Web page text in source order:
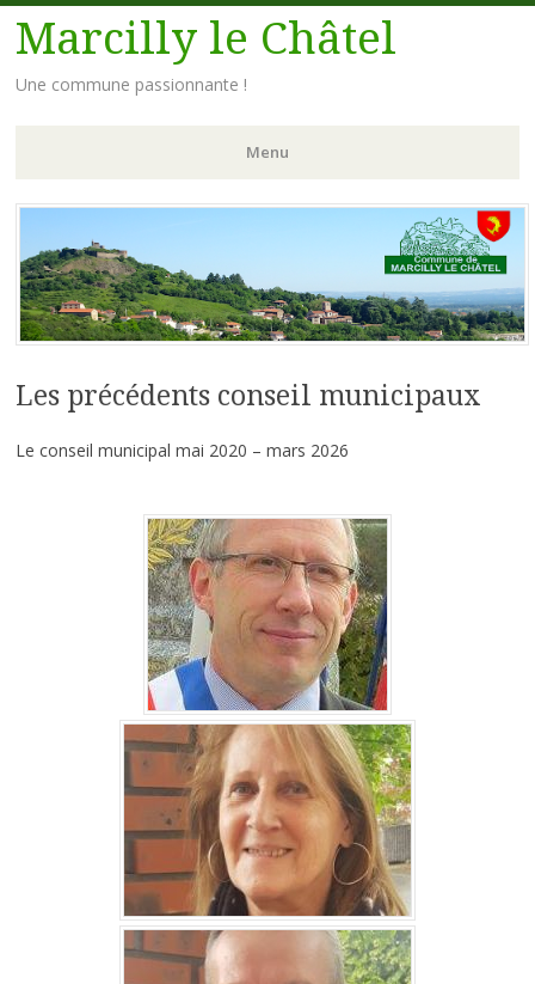
Marcilly le Châtel
Une commune passionnante !
Menu
Aller
contenu
principal
Les précédents conseil municipaux
Le conseil municipal mai 2020 – mars 2026